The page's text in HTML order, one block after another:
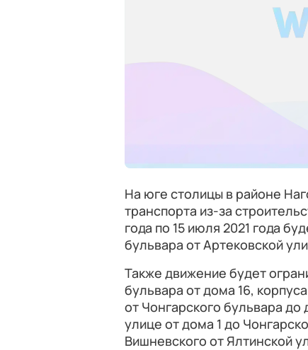
На юге столицы в районе
транспорта из-за
года по 15 июля 2021 года
бульвара от Артековской
Также движение будет
бульвара от дома 16,
от Чонгарского бульвара
улице от дома 1 до
Вишневского от Ялтинской